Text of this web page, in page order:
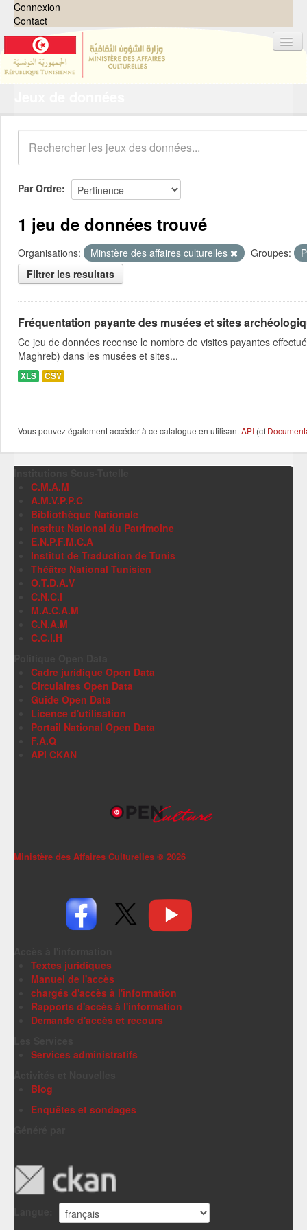
Connexion
Contact
Organisations
Groupes
Demandes 0
À propos
Par Ordre
1 jeu de données trouvé
Organisations: Minstère des affaires culturelles Groupes:
Filtrer les resultats
Fréquentation payante des musées et sites
Ce jeu de données recense le nombre de visites payantes
Maghreb) dans les musées et sites...
XLS CSV
Vous pouvez également accéder à ce catalogue en utilisantAPI (cf
C.M.A.M
A.M.V.P.P.C
Bibliothèque Nationale
Institut National du Patrimoine
E.N.P.F.M.C.A
Institut de Traduction de Tunis
Théâtre National Tunisien
O.T.D.A.V
C.N.C.I
M.A.C.A.M
C.N.A.M
C.C.I.H
Cadre juridique Open Data
Circulaires Open Data
Guide Open Data
Licence d'utilisation
Portail National Open Data
F.A.Q
API CKAN
Ministère des Affaires Culturelles © 2026
Textes juridiques
Manuel de l'accès
chargés d'accès à l'information
Rapports d'accès à l'information
Demande d'accès et recours
Services administratifs
Blog
Enquêtes et sondages